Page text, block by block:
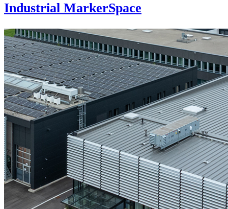
Industrial MarkerSpace